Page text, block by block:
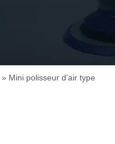
» Mini polisseur d'air type